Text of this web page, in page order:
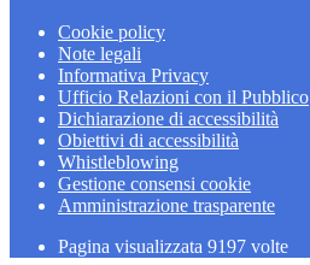
Cookie policy
Note legali
Informativa Privacy
Ufficio Relazioni con il Pubblico
Dichiarazione di accessibilità
Obiettivi di accessibilità
Whistleblowing
Gestione consensi cookie
Amministrazione trasparente
Pagina visualizzata 9197 volte